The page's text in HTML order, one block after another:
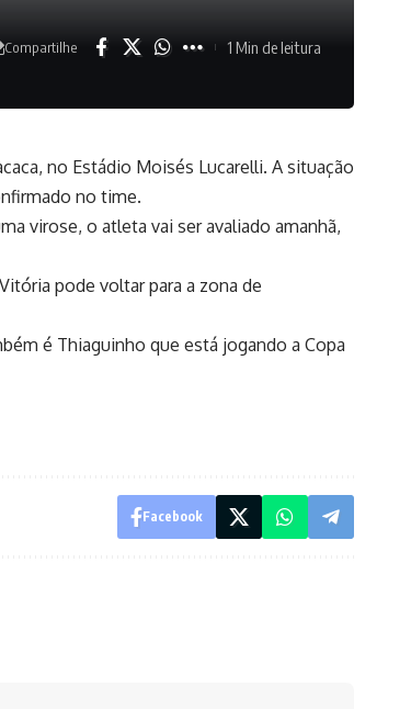
Compartilhe 1 Min de leitura
no Estádio Moisés Lucarelli. A situação
no time.
virose, o atleta vai ser avaliado amanhã,
pode voltar para a zona de
é Thiaguinho que está jogando a Copa
Facebook